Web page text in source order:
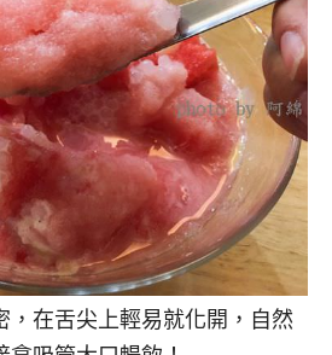
，在舌尖上輕易就化開，自然